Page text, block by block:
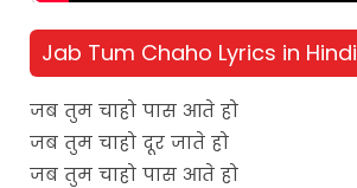
Jab Tum Chaho Lyrics in Hindi
जब तुम चाहो पास आते हो
जब तुम चाहो दूर जाते हो
जब तुम चाहो पास आते हो